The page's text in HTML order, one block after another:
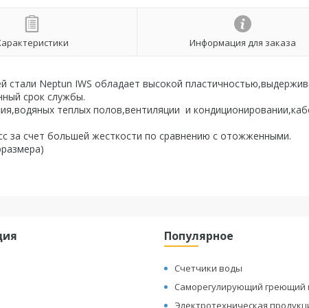
Информация для заказа
Neptun IWS обладает высокой
срок службы.
теплых полов,вентиляции и
за счет большей жесткости по сравнению с отожженными.
Популярное
Счетчики воды
Саморегулирующий греющий
Электротехническая